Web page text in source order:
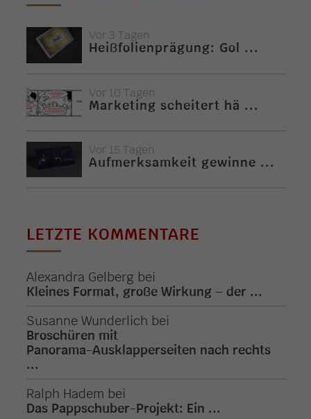
Vor 3 Tagen
Heißfolienprägung: Gol ...
Vor 10 Tagen
Marketing scheitert hä ...
Vor 15 Tagen
Aufmerksamkeit gewinne ...
LETZTE KOMMENTARE
Alexandra Gelberg bei
Kleines Format, große Wirkung – der ...
Susanne Wunderlich bei
Broschüren mit
Panorama-Ausklapperseiten nach rechts
...
Ralph Hadem bei
Das Pappschuber-Projekt: Ein ...